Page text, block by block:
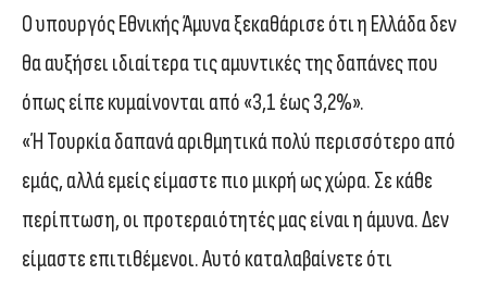
Ο υπουργός Εθνικής Άμυνα ξεκαθάρισε ότι η Ελλάδα δεν
θα αυξήσει ιδιαίτερα τις αμυντικές της δαπάνες που
όπως είπε κυμαίνονται από «3,1 έως 3,2%».
«Ή Τουρκία δαπανά αριθμητικά πολύ περισσότερο από
εμάς, αλλά εμείς είμαστε πιο μικρή ως χώρα. Σε κάθε
περίπτωση, οι προτεραιότητές μας είναι η άμυνα. Δεν
είμαστε επιτιθέμενοι. Αυτό καταλαβαίνετε ότι